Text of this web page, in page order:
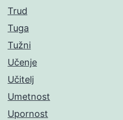
Trud
Tuga
Tužni
Učenje
Učitelj
Umetnost
Upornost